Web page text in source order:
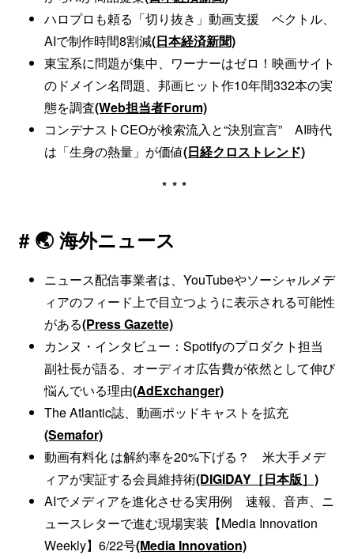
ハロプロも頼る「切り抜き」動画支援 ベクトル、
AIで制作時間8割減(日本経済新聞)
東宝系に問題が集中、ワーナーはゼロ！映画サイト
のドメイン名問題、邦画ヒット作10年間332本の実
態を調査(Web担当者Forum)
コンデナストCEOが検索流入と“決別宣言” AI時代
は「生身の熱量」が価値(日経クロストレンド)
***
# 🌏 海外ニュース
ニュース配信事業者は、YouTubeやソーシャルメデ
ィアのフィード上で目立つように表示される可能性
がある(Press Gazette)
カンヌ・インタビュー：Spotifyのプロダクト担当
副社長が語る、オーディオ広告費が依然として伸び
悩んでいる理由(AdExchanger)
The Atlantic誌、動画ポッドキャストを拡充
(Semafor)
動画有料化 は解約率を20%下げる？ 米大手メデ
ィアが実証する会員維持術(DIGIDAY［日本版］)
AIでメディアを進化させる実用例 速報、音声、ニ
ュースレターで進む現場実装【Media Innovation
Weekly】6/22号(Media Innovation)